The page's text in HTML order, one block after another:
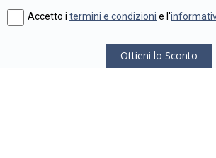
Accetto i termini e condizioni e l'
Ottieni lo Sconto